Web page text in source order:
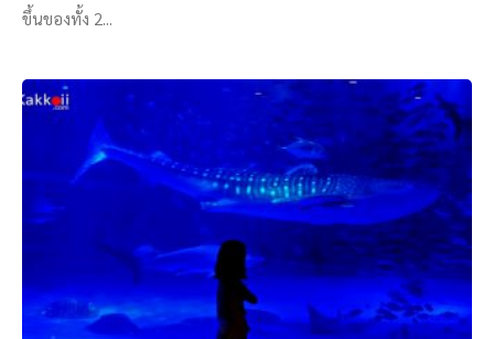
ขึ้นของทั้ง 2...